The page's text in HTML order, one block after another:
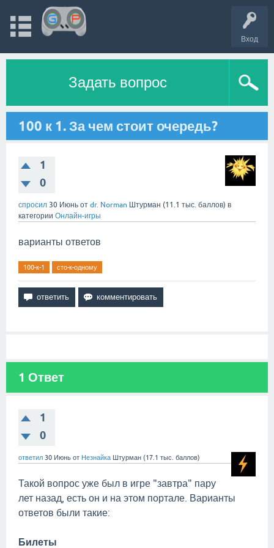
Вход
Задать вопрос
100 к 1. За чем стоит очередь?
1
0
спросил 30 Июнь от dr. Norman Штурман (11.1 тыс. баллов) в
категории Онлайн-игры
варианты ответов
100-к-1 сто-к-одному
1 Ответ
1
0
ответил 30 Июнь от Незнайка Штурман (17.1 тыс. баллов)
Такой вопрос уже был в игре "завтра" пару
лет назад, есть он и на этом портале. Варианты
ответов были такие:
Билеты